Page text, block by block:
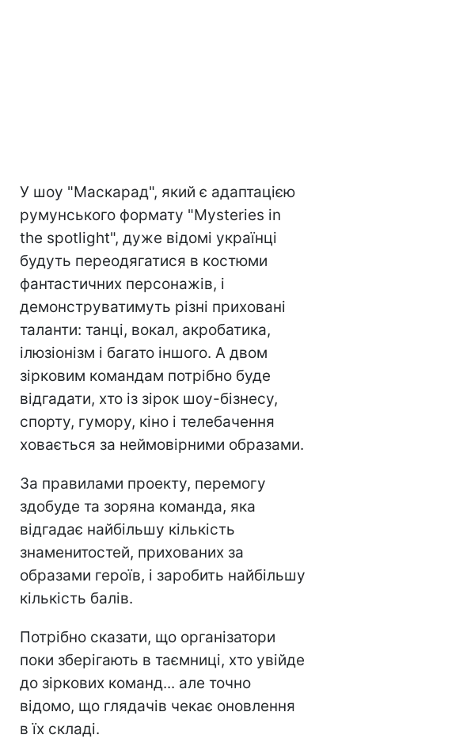
У шоу "Маскарад", який є адаптацією
румунського формату "Mysteries in
the spotlight", дуже відомі українці
будуть переодягатися в костюми
фантастичних персонажів, і
демонструватимуть різні приховані
таланти: танці, вокал, акробатика,
ілюзіонізм і багато іншого. А двом
зірковим командам потрібно буде
відгадати, хто із зірок шоу-бізнесу,
спорту, гумору, кіно і телебачення
ховається за неймовірними образами.
За правилами проекту, перемогу
здобуде та зоряна команда, яка
відгадає найбільшу кількість
знаменитостей, прихованих за
образами героїв, і заробить найбільшу
кількість балів.
Потрібно сказати, що організатори
поки зберігають в таємниці, хто увійде
до зіркових команд... але точно
відомо, що глядачів чекає оновлення
в їх складі.